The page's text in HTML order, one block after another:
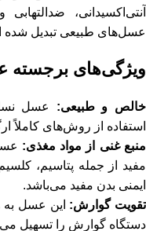
آنتی‌اکسیدانی،
عسل‌های طبیعی تبدیل
ویژگی‌های برجسته
خالص و طبیعی: عسل
استفاده از روش‌های کاملاً
منبع غنی از مواد مغذی:
مفید از جمله پتاسیم،
ایمنی بدن مفید می‌باشد.
تقویت گوارش: این عسل به
دستگاه گوارش را تسهیل